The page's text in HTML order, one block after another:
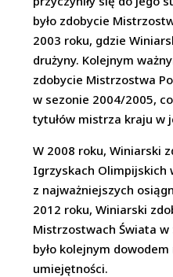
było zdobycie
2003 roku, gdzie
drużyny. Kolejnym
zdobycie Mistrzostwa
w sezonie 2004/2005,
tytułów mistrza kraju w
W 2008 roku, Winiarski
Igrzyskach Olimpijskich
z najważniejszych
2012 roku, Winiarski
Mistrzostwach Świata w
było kolejnym
umiejętności.